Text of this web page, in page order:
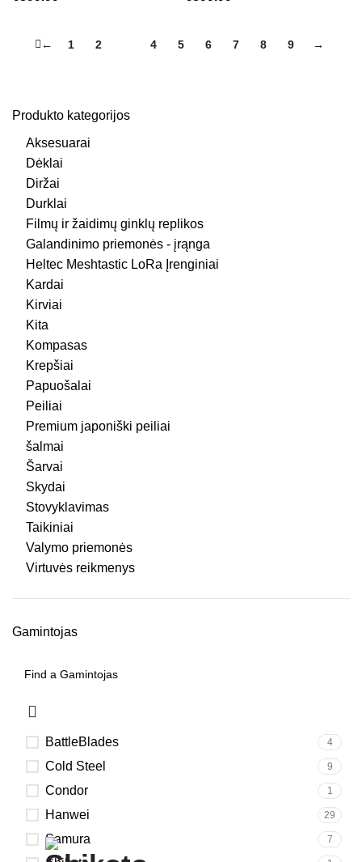
Produkto kategorijos
Aksesuarai
Dėklai
Diržai
Durklai
Filmų ir žaidimų ginklų replikos
Galandinimo priemonės - įrąnga
Heltec Meshtastic LoRa Įrenginiai
Kardai
Kirviai
Kita
Kompasas
Krepšiai
Papuošalai
Peiliai
Premium japoniški peiliai
šalmai
Šarvai
Skydai
Stovyklavimas
Taikiniai
Valymo priemonės
Virtuvės reikmenys
Gamintojas
BattleBlades 4
Cold Steel 9
Condor 1
Hanwei 29
Samura 7
← 1 2 4 5 6 7 8 9 →